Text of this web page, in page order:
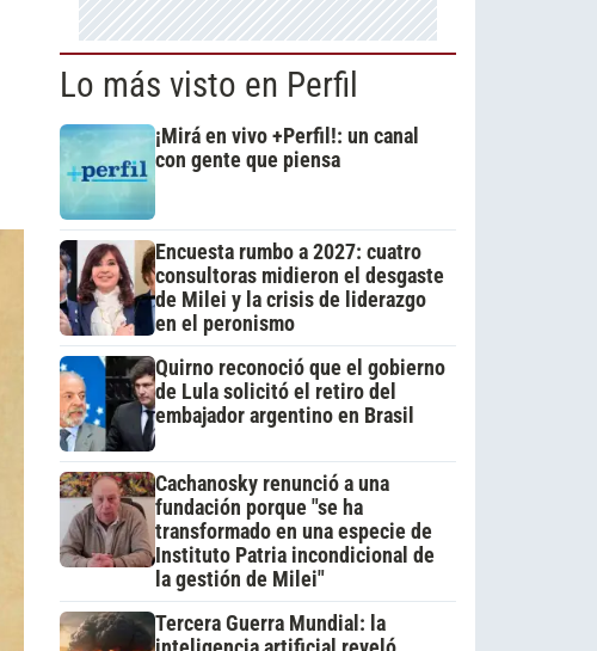
Lo más visto en Perfil
¡Mirá en vivo +Perfil!: un canal
con gente que piensa
Encuesta rumbo a 2027: cuatro
consultoras midieron el desgaste
de Milei y la crisis de liderazgo
en el peronismo
Quirno reconoció que el gobierno
de Lula solicitó el retiro del
embajador argentino en Brasil
Cachanosky renunció a una
fundación porque "se ha
transformado en una especie de
Instituto Patria incondicional de
la gestión de Milei"
Tercera Guerra Mundial: la